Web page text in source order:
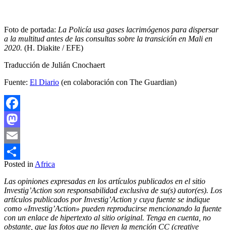
Foto de portada: La Policía usa gases lacrimógenos para dispersar
a la multitud antes de las consultas sobre la transición en Mali en
2020. (H. Diakite / EFE)
Traducción de Julián Cnochaert
Fuente: El Diario (en colaboración con The Guardian)
Facebook
Mastodon
Email
Compartir
Posted in Africa
Las opiniones expresadas en los artículos publicados en el sitio
Investig’Action son responsabilidad exclusiva de su(s) autor(es). Los
artículos publicados por Investig’Action y cuya fuente se indique
como «Investig’Action» pueden reproducirse mencionando la fuente
con un enlace de hipertexto al sitio original. Tenga en cuenta, no
obstante, que las fotos que no lleven la mención CC (creative